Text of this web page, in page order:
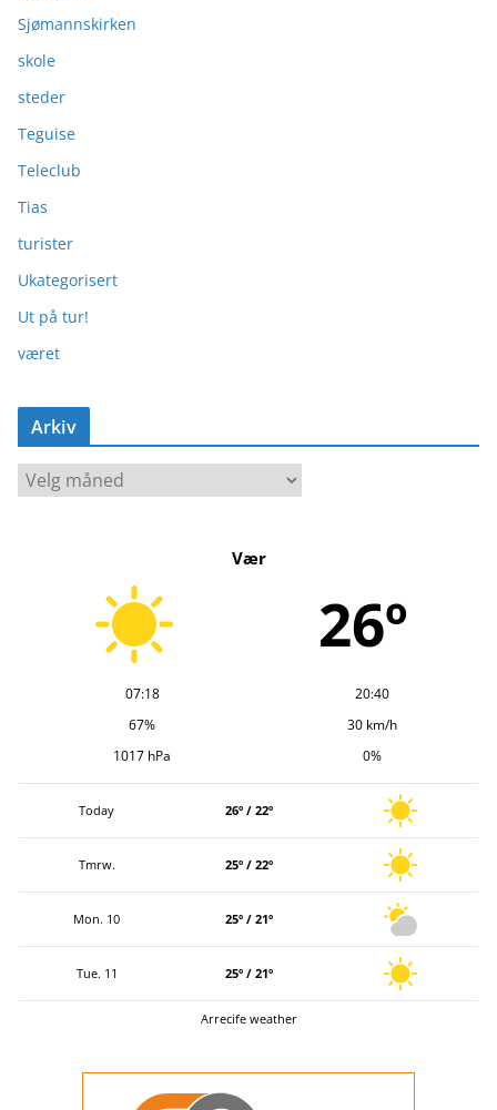
Sjømannskirken
skole
steder
Teguise
Teleclub
Tias
turister
Ukategorisert
Ut på tur!
været
Arkiv
A
r
Vær
26º
07:18
20:40
67%
30 km/h
1017 hPa
0%
Today 26º / 22º
Tmrw. 25º / 22º
Mon. 10 25º / 21º
Tue. 11 25º / 21º
Arrecife weather